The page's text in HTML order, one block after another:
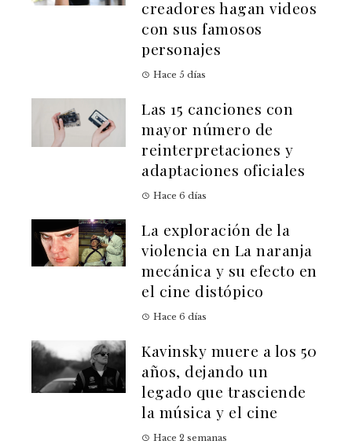
creadores hagan videos
con sus famosos
personajes
Hace 5 días
Las 15 canciones con
mayor número de
reinterpretaciones y
adaptaciones oficiales
Hace 6 días
La exploración de la
violencia en La naranja
mecánica y su efecto en
el cine distópico
Hace 6 días
Kavinsky muere a los 50
años, dejando un
legado que trasciende
la música y el cine
Hace 2 semanas